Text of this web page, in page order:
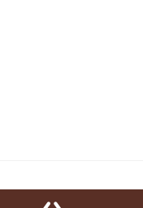
Netortami.Net